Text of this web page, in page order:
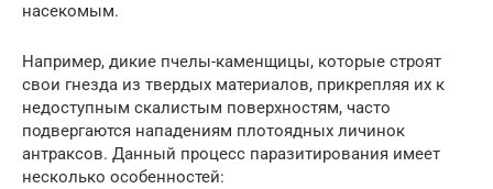
насекомым.
Например, дикие пчелы-каменщицы, которые строят
свои гнезда из твердых материалов, прикрепляя их к
недоступным скалистым поверхностям, часто
подвергаются нападениям плотоядных личинок
антраксов. Данный процесс паразитирования имеет
несколько особенностей: